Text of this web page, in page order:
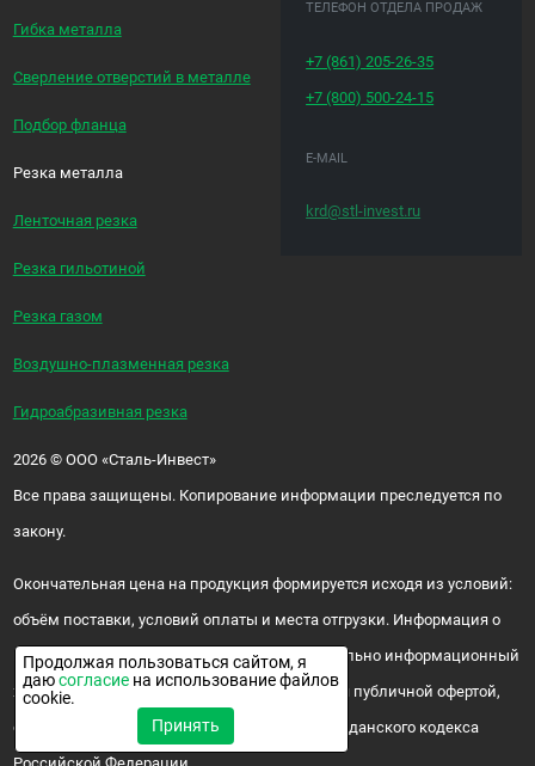
Гибка металла
Сверление отверстий в металле
Подбор фланца
Резка металла
Ленточная резка
Резка гильотиной
Резка газом
Воздушно-плазменная резка
Гидроабразивная резка
ТЕЛЕФОН ОТДЕЛА ПРОДАЖ
+7 (861)205-26-35
+7 (800) 500-24-15
E-MAIL
krd@stl-invest.ru
2026 ©ООО «Сталь-Инвест»
Все права защищены. Копирование информации преследуется по
закону.
Окончательная цена на продукция формируется исходя из условий:
объём поставки, условий оплаты и места отгрузки. Информация о
цене и наличии продукции носит исключительно информационный
характер и ни при каких условиях не является публичной офертой,
определяемой положениями ч. 2 ст. 437 Гражданского кодекса
Продолжая пользоваться сайтом, я
даюсогласие на использование файлов
cookie.
Принять